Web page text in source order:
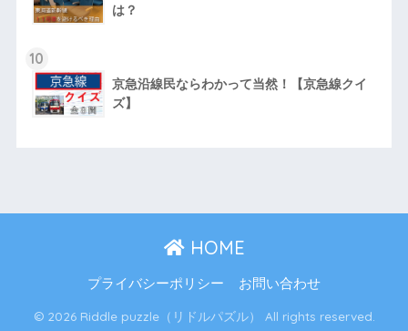
は？
10
京急沿線民ならわかって当然！【京急線クイ
ズ】
HOME
プライバシーポリシー お問い合わせ
© 2026 Riddle puzzle（リドルパズル） All rights reserved.